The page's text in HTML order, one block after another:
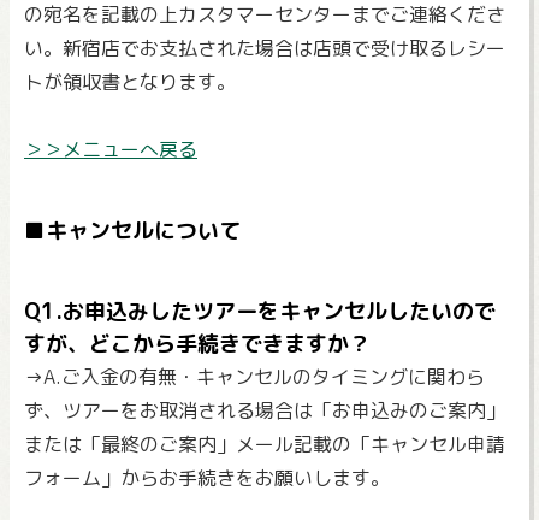
の宛名を記載の上カスタマーセンターまでご連絡くださ
い。新宿店でお支払された場合は店頭で受け取るレシー
トが領収書となります。
＞＞メニューへ戻る
■キャンセルについて
Q1.お申込みしたツアーをキャンセルしたいので
すが、どこから手続きできますか？
→A.ご入金の有無・キャンセルのタイミングに関わら
ず、ツアーをお取消される場合は「お申込みのご案内」
または「最終のご案内」メール記載の「キャンセル申請
フォーム」からお手続きをお願いします。